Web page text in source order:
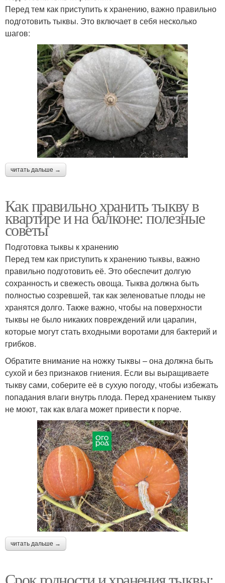
Перед тем как приступить к хранению, важно правильно
подготовить тыквы. Это включает в себя несколько
шагов:
читать дальше →
Как правильно хранить тыкву в
квартире и на балконе: полезные
советы
Подготовка тыквы к хранению
Перед тем как приступить к хранению тыквы, важно
правильно подготовить её. Это обеспечит долгую
сохранность и свежесть овоща. Тыква должна быть
полностью созревшей, так как зеленоватые плоды не
хранятся долго. Также важно, чтобы на поверхности
тыквы не было никаких повреждений или царапин,
которые могут стать входными воротами для бактерий и
грибков.
Обратите внимание на ножку тыквы – она должна быть
сухой и без признаков гниения. Если вы выращиваете
тыкву сами, соберите её в сухую погоду, чтобы избежать
попадания влаги внутрь плода. Перед хранением тыкву
не моют, так как влага может привести к порче.
читать дальше →